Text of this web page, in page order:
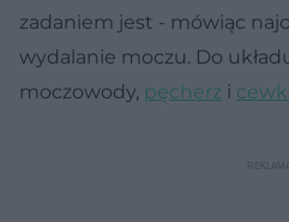
zadaniem jest - mówiąc
wydalanie moczu. Do
moczowody, pęcherz i